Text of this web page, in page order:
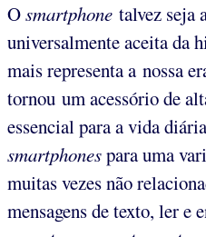
Osmartphone talvez seja
universalmente aceita da
mais representa a nossa
tornou um acessório de
essencial para a vida
smartphonespara uma
muitas vezes não
mensagens de texto, ler e